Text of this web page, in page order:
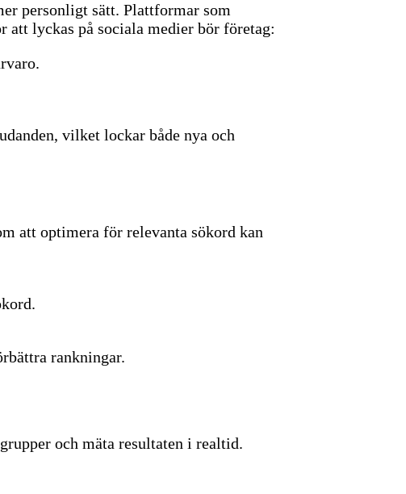
personligt sätt. Plattformar som
att lyckas på sociala medier bör företag:
vilket lockar både nya och
att optimera för relevanta sökord kan
rankningar.
och mäta resultaten i realtid.